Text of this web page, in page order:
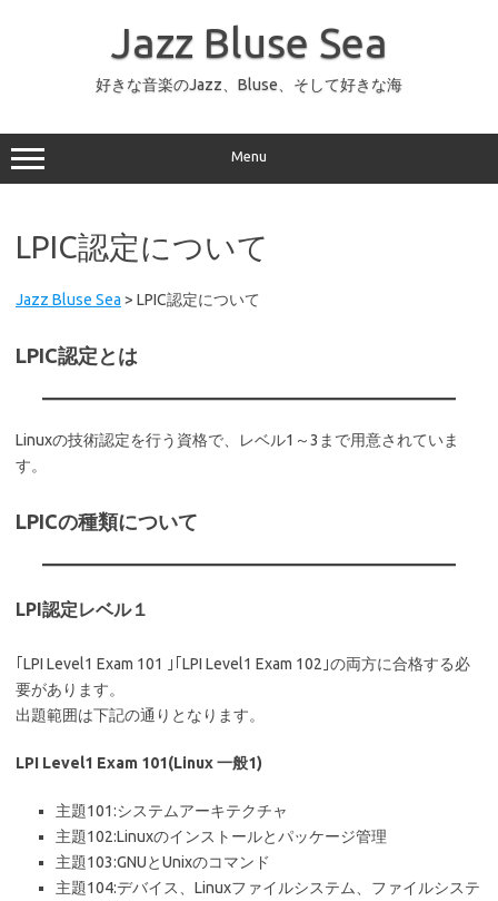
ッ
プ
Jazz Bluse Sea
好きな音楽のJazz、Bluse、そして好きな海
Menu
LPIC認定について
Jazz Bluse Sea > LPIC認定について
LPIC認定とは
Linuxの技術認定を行う資格で、レベル1～3まで用意されていま
す。
LPICの種類について
LPI認定レベル１
｢LPI Level1 Exam 101 ｣｢LPI Level1 Exam 102｣の両方に合格する必
要があります。
出題範囲は下記の通りとなります。
LPI Level1 Exam 101(Linux 一般1)
主題101:システムアーキテクチャ
主題102:Linuxのインストールとパッケージ管理
主題103:GNUとUnixのコマンド
主題104:デバイス、Linuxファイルシステム、ファイルシステ